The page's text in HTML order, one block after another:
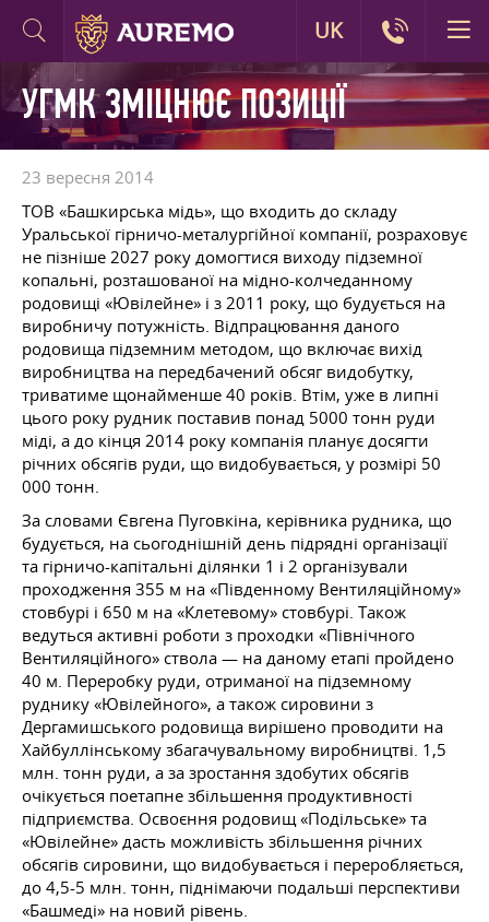
УГМК ЗМІЦНЮЄ ПОЗИЦІЇ
23 вересня 2014
ТОВ «Башкирська мідь», що входить до складу
Уральської гірничо-металургійної компанії, розраховує
не пізніше 2027 року домогтися виходу підземної
копальні, розташованої на мідно-колчеданному
родовищі «Ювілейне» і з 2011 року, що будується на
виробничу потужність. Відпрацювання даного
родовища підземним методом, що включає вихід
виробництва на передбачений обсяг видобутку,
триватиме щонайменше 40 років. Втім, уже в липні
цього року рудник поставив понад 5000 тонн руди
міді, а до кінця 2014 року компанія планує досягти
річних обсягів руди, що видобувається, у розмірі 50
000 тонн.
За словами Євгена Пуговкіна, керівника рудника, що
будується, на сьогоднішній день підрядні організації
та гірничо-капітальні ділянки 1 і 2 організували
проходження 355 м на «Південному Вентиляційному»
стовбурі і 650 м на «Клетевому» стовбурі. Також
ведуться активні роботи з проходки «Північного
Вентиляційного» ствола — на даному етапі пройдено
40 м. Переробку руди, отриманої на підземному
руднику «Ювілейного», а також сировини з
Дергамишського родовища вирішено проводити на
Хайбуллінському збагачувальному виробництві. 1,5
млн. тонн руди, а за зростання здобутих обсягів
очікується поетапне збільшення продуктивності
підприємства. Освоєння родовищ «Подільське» та
«Ювілейне» дасть можливість збільшення річних
обсягів сировини, що видобувається і переробляється,
до 4,5-5 млн. тонн, піднімаючи подальші перспективи
«Башмеді» на новий рівень.
UK